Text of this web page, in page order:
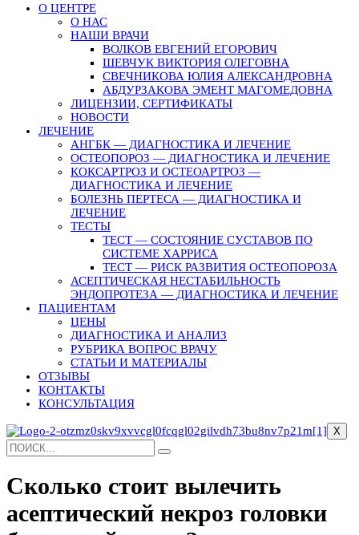
О ЦЕНТРЕ
О НАС
НАШИ ВРАЧИ
ВОЛКОВ ЕВГЕНИЙ ЕГОРОВИЧ
ШЕВЧУК ВИКТОРИЯ ОЛЕГОВНА
СВЕЧНИКОВА ЮЛИЯ АЛЕКСАНДРОВНА
АБДУРЗАКОВА ЭМЕНТ МАГОМЕДОВНА
ЛИЦЕНЗИИ, СЕРТИФИКАТЫ
НОВОСТИ
ЛЕЧЕНИЕ
АНГБК — ДИАГНОСТИКА И ЛЕЧЕНИЕ
ОСТЕОПОРОЗ — ДИАГНОСТИКА И ЛЕЧЕНИЕ
КОКСАРТРОЗ И ОСТЕОАРТРОЗ —
ДИАГНОСТИКА И ЛЕЧЕНИЕ
БОЛЕЗНЬ ПЕРТЕСА — ДИАГНОСТИКА И
ЛЕЧЕНИЕ
ТЕСТЫ
ТЕСТ — СОСТОЯНИЕ СУСТАВОВ ПО
СИСТЕМЕ ХАРРИСА
ТЕСТ — РИСК РАЗВИТИЯ ОСТЕОПОРОЗА
АСЕПТИЧЕСКАЯ НЕСТАБИЛЬНОСТЬ
ЭНДОПРОТЕЗА — ДИАГНОСТИКА И ЛЕЧЕНИЕ
ПАЦИЕНТАМ
ЦЕНЫ
ДИАГНОСТИКА И АНАЛИЗ
РУБРИКА ВОПРОС ВРАЧУ
СТАТЬИ И МАТЕРИАЛЫ
ОТЗЫВЫ
КОНТАКТЫ
КОНСУЛЬТАЦИЯ
X
Сколько стоит вылечить
асептический некроз головки